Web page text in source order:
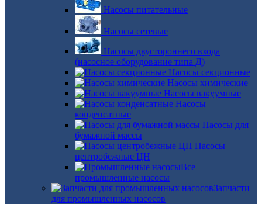
Насосы питательные
Насосы сетевые
Насосы двустороннего входа
(насосное оборудование типа Д)
Насосы секционные
Насосы химические
Насосы вакуумные
Насосы
конденсатные
Насосы для
бумажной массы
Насосы
центробежные ЦН
Все
промышленные насосы
Запчасти
для промышленных насосов